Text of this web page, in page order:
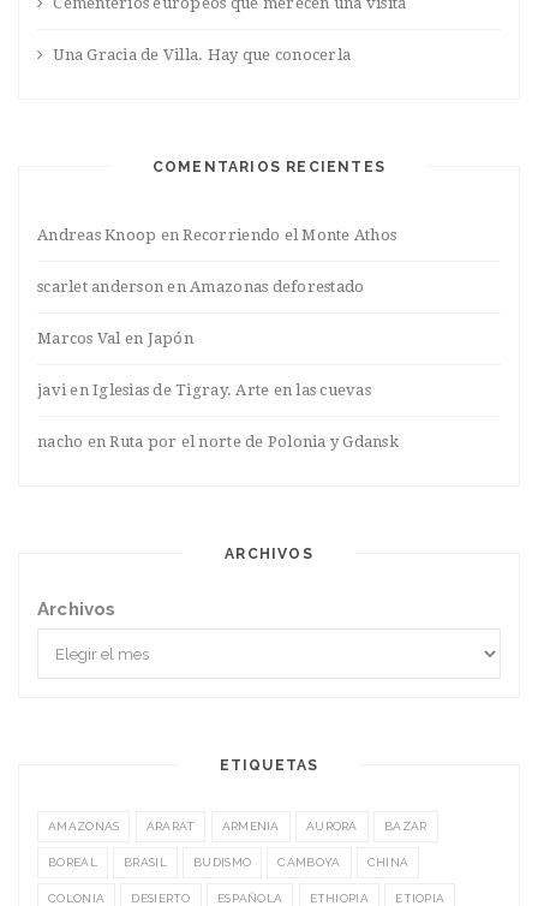
Una Gracia de Villa. Hay que conocerla
COMENTARIOS RECIENTES
Andreas Knoop enRecorriendo el Monte Athos
scarlet anderson enAmazonas deforestado
Marcos Valen Japón
javienIglesias de Tigray. Arte en las cuevas
nacho enRuta por el norte de Polonia y Gdansk
ARCHIVOS
Archivos
ETIQUETAS
AMAZONAS ARARAT ARMENIA AURORA BAZAR
BOREAL BRASIL BUDISMO CAMBOYA CHINA
COLONIA DESIERTO ESPAÑOLA ETHIOPIA ETIOPIA